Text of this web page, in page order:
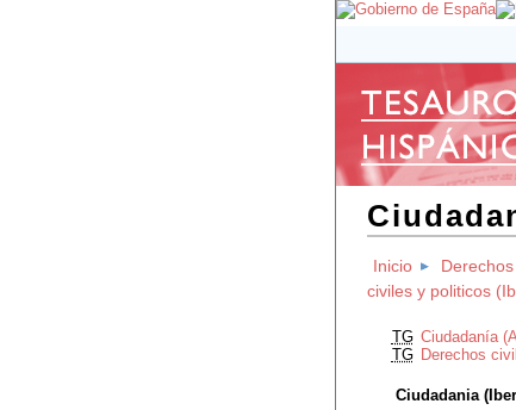
Inicio
civiles y politicos
TG Ciudadanía
TG Derechos
Ciudadania